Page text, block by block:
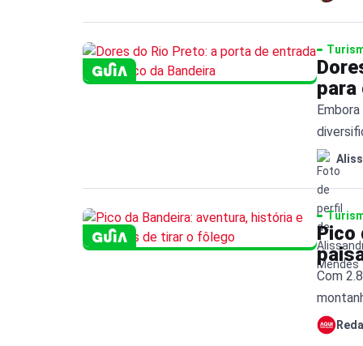
para
Pico
Com
entre